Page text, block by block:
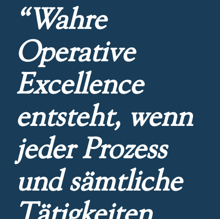
“Wahre
Operative
Excellence
entsteht, wenn
jeder Prozess
und sämtliche